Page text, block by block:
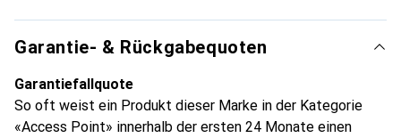
Garantie- & Rückgabequoten
Garantiefallquote
So oft weist ein Produkt dieser Marke in der Kategorie
«Access Point» innerhalb der ersten 24 Monate einen